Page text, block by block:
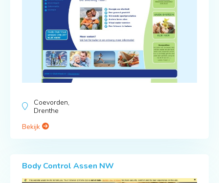
Coevorden,
Drenthe
Bekijk
Body Control Assen NW